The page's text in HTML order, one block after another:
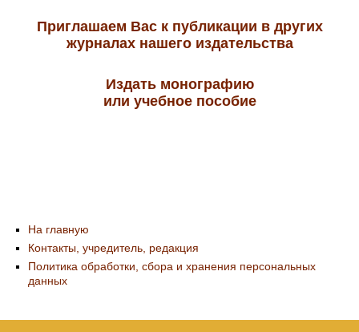
Приглашаем Вас к публикации в других
журналах нашего издательства
Издать монографию
или учебное пособие
На главную
Контакты, учредитель, редакция
Политика обработки, сбора и хранения персональных
данных